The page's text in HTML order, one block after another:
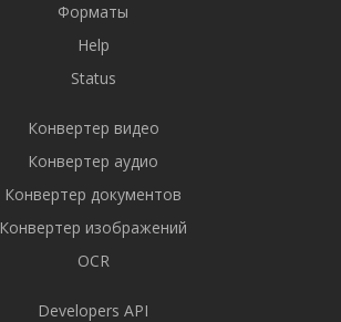
Форматы
Help
Status
Конвертер видео
Конвертер аудио
Конвертер документов
Конвертер изображений
OCR
Developers API